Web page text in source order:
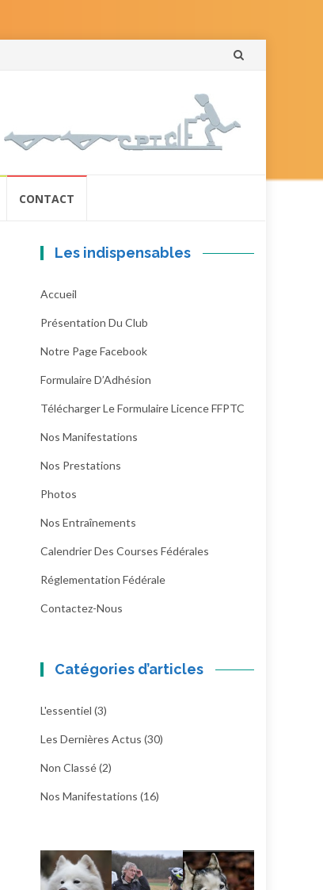
Aller
CONTACT
Les indispensables
Accueil
Présentation Du Club
Notre Page Facebook
Formulaire D’Adhésion
Télécharger Le Formulaire Licence FFPTC
Nos Manifestations
Nos Prestations
Photos
Nos Entraînements
Calendrier Des Courses Fédérales
Réglementation Fédérale
Contactez-Nous
Catégories d’articles
L'essentiel (3)
Les Dernières Actus (30)
Non Classé(2)
Nos Manifestations (16)